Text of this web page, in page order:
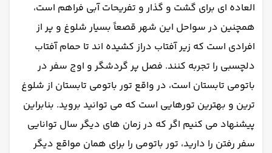
العاده ای برای گشت و گذار و تفریحات آبی فراهم است،
همچنین در سواحل این شهر قصعاً بسیار شلوغ و پر از
افرادی است که زیر آفتاب دراز کشیده اند تا حمام آفتاب
دلچسبی را تجربه کنند. فصل پر گردشگر و اوج سفر در
باتومی تابستان است، در واقع تور باتومی تابستان از شلوغ
ترین و بهترین تورهایی است که می توانید بروید. بنابراین
پیشنهاد می کنیم اگر که در زمان های دیگر سال توانایی
سفر رفتن را دارید، تور باتومی را برای همان مواقع دیگر